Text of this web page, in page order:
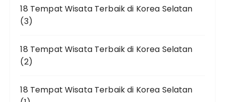
18 Tempat Wisata Terbaik di Korea Selatan
(3)
18 Tempat Wisata Terbaik di Korea Selatan
(2)
18 Tempat Wisata Terbaik di Korea Selatan